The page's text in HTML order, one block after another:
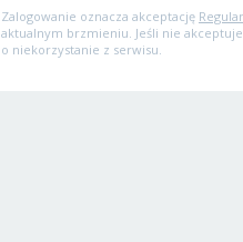
Zalogowanie oznacza akceptację
aktualnym brzmieniu. Jeśli nie
o niekorzystanie z serwisu.